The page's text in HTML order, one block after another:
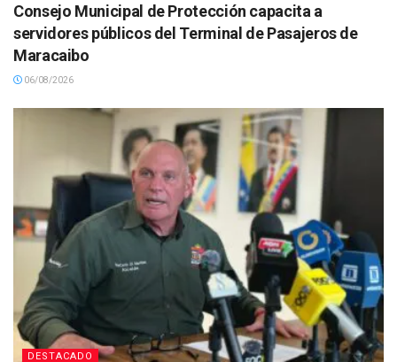
Consejo Municipal de Protección capacita a
servidores públicos del Terminal de Pasajeros de
Maracaibo
06/08/2026
DESTACADO